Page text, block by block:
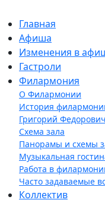
Главная
Афиша
Изменения в
Гастроли
Филармония
О Филармонии
История
Григорий
Схема зала
Панорамы и схемы
Музыкальная
Работа в
Часто задаваемые
Коллектив